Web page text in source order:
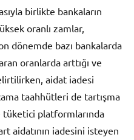
birlikte bankaların
oranlı zamlar,
dönemde bazı bankalarda
oranlarda arttığı ve
aidat iadesi
taahhütleri de tartışma
tüketici platformlarında
aidatının iadesini isteyen